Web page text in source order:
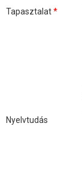
Tapasztalat*
Nyelvtudás